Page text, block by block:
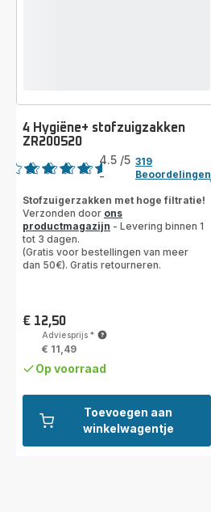
Toevoegen aan
winkelwagentje
4 Hygiëne+ stofzuigzakken
ZR200520
Beoordeling
4.5 /5
-
319
Beoordelingen
Stofzuigerzakken met hoge filtratie!
Verzonden door ons
productmagazijn - Levering binnen 1
tot 3 dagen.
(Gratis voor bestellingen van meer
dan 50€). Gratis retourneren.
Prijs
€ 12,50
Adviesprijs*
€ 11,49
Op voorraad